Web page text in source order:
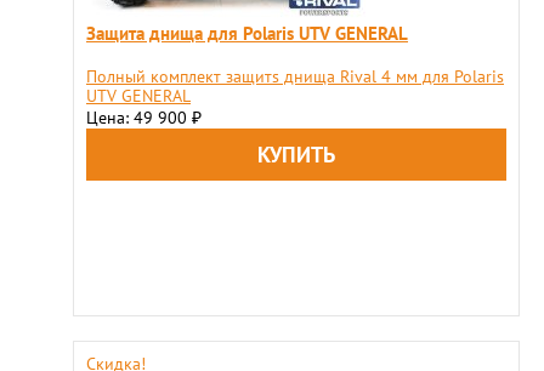
Защита днища для Polaris UTV GENERAL
Полный комплект защитs днища Rival 4 мм для Polaris
UTV GENERAL
Цена: 49 900 ₽
Скидка!